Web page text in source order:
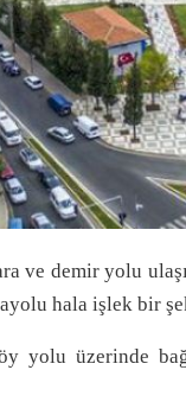
ve demir yolu
hala işlek bir
yolu üzerinde